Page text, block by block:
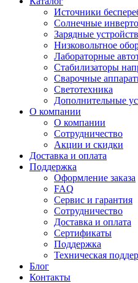
Источники
Солнечные
Зарядные
Низковольтное
Лабораторные
Стабилизаторы
Сварочные
Светотехника
Дополнительные
О компании
О компании
Сотрудничество
Акции и скидки
Доставка и оплата
Поддержка
Оформление заказа
FAQ
Сервис и гарантия
Сотрудничество
Доставка и оплата
Сертификаты
Поддержка
Техническая
Блог
Контакты